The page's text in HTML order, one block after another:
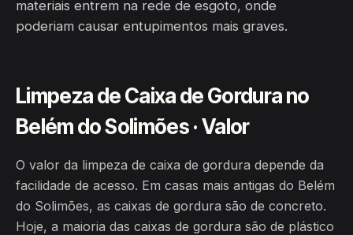
materiais entrem na rede de esgoto, onde
poderiam causar entupimentos mais graves.
Limpeza de Caixa de Gordura no
Belém do Solimões · Valor
O valor da limpeza de caixa de gordura depende da
facilidade de acesso. Em casas mais antigas do Belém
do Solimões, as caixas de gordura são de concreto.
Hoje, a maioria das caixas de gordura são de plástico